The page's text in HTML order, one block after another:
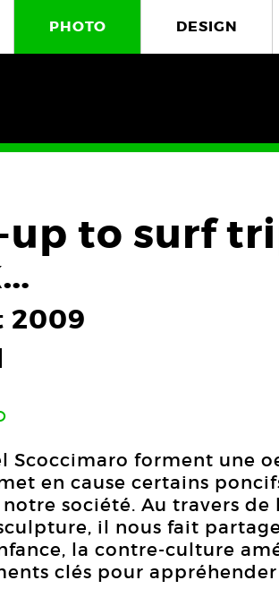
PHOTO DESIGN
to surf
2009
Scoccimaro forment une
en cause certains
société. Au travers
il nous fait
la contre-culture
clés pour appréhender